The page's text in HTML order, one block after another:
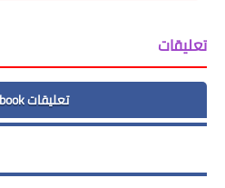
تعليقات
تعليقات Facebook